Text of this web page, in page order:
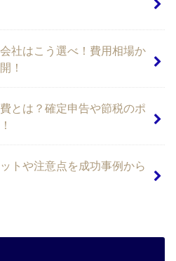
社はこう選べ！費用相場か
！
とは？確定申告や節税のポ
トや注意点を成功事例から